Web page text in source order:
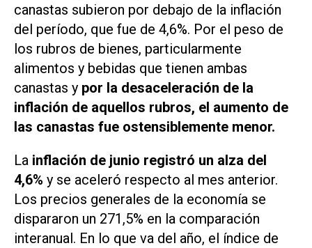
canastas subieron por debajo de la inflación
del período, que fue de 4,6%. Por el peso de
los rubros de bienes, particularmente
alimentos y bebidas que tienen ambas
canastas y por la desaceleración de la
inflación de aquellos rubros, el aumento de
las canastas fue ostensiblemente menor.
La inflación de junio registró un alza del
4,6% y se aceleró respecto al mes anterior.
Los precios generales de la economía se
dispararon un 271,5% en la comparación
interanual. En lo que va del año, el índice de